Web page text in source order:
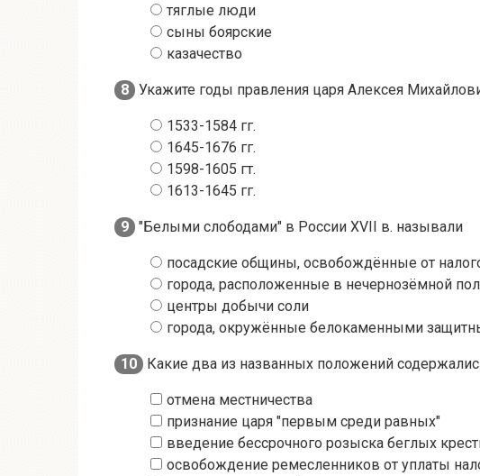
тяглые люди
сыны боярские
казачество
8 Укажите годы правления царя Алексея
1533-1584 гг.
1645-1676 гг.
1598-1605 гт.
1613-1645 гг.
9 "Белыми слободами" в России XVII в. называли
посадские общины, освобождённые от
города, расположенные в нечернозёмной
центры добычи соли
города, окружённые белокаменными
10 Какие два из названных положений
отмена местничества
признание царя "первым среди равных"
введение бессрочного розыска беглых
освобождение ремесленников от уплаты